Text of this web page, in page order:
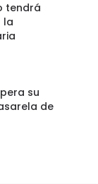
tendrá
la
su
de